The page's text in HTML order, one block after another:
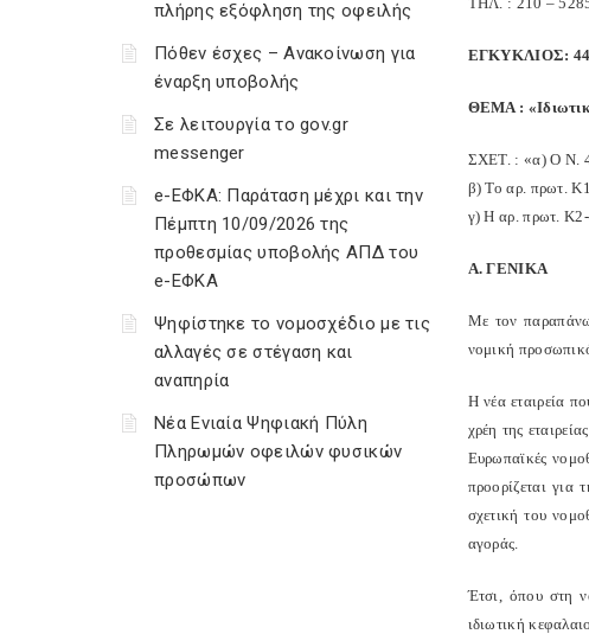
πλήρης εξόφληση της οφειλής
Πόθεν έσχες – Ανακοίνωση για
έναρξη υποβολής
Σε λειτουργία το gov.gr
messenger
e-ΕΦΚΑ: Παράταση μέχρι και την
Πέμπτη 10/09/2026 της
προθεσμίας υποβολής ΑΠΔ του
e-ΕΦΚΑ
Ψηφίστηκε το νομοσχέδιο με τις
αλλαγές σε στέγαση και
αναπηρία
Νέα Ενιαία Ψηφιακή Πύλη
Πληρωμών οφειλών φυσικών
προσώπων
ΕΓΚΥΚΛΙΟΣ: 44
ΘΕΜΑ :
ΣΧΕΤ. : «α) Ο Ν.
β) Το αρ. πρωτ.
γ) Η αρ. πρωτ. Κ2-
Α. ΓΕΝΙΚΑ
Με τον
νομική
Η νέα εταιρεία
χρέη της
Ευρωπαϊκές
προορίζεται για
σχετική του
αγοράς.
Έτσι, όπου στη
ιδιωτική